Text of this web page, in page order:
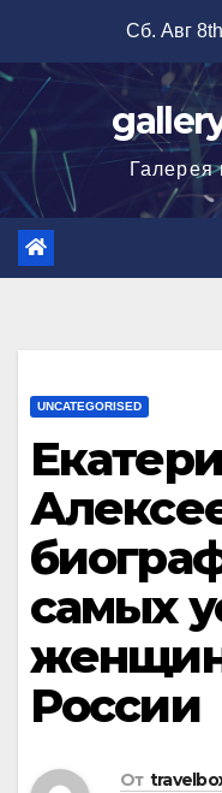
содержимому
Сб. Авг
Галерея
UNCATEGORISED
самых
женщин
России
От